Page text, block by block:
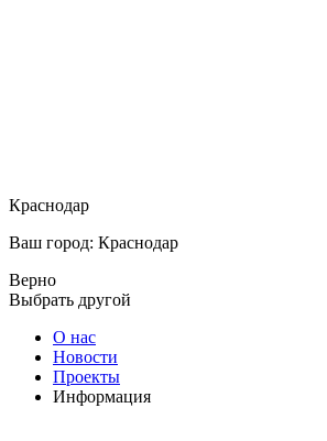
Краснодар
Ваш город: Краснодар
Верно
Выбрать другой
О нас
Новости
Проекты
Информация